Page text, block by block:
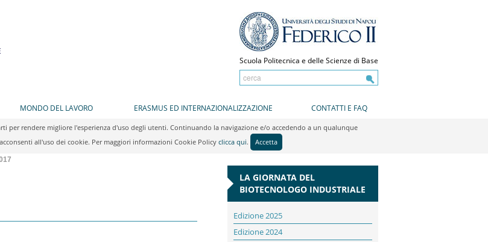
Scuola Politecnica e delle Scienze di Base
MONDO DEL LAVORO ERASMUS ED INTERNAZIONALIZZAZIONE CONTATTI E FAQ
per rendere migliore l'esperienza d'uso degli utenti. Continuando la navigazione e/o accedendo a un qualunque
all'uso dei cookie. Per maggiori informazioni Cookie Policy clicca qui. Accetta
LA GIORNATA DEL
BIOTECNOLOGO INDUSTRIALE
Edizione 2025
Edizione 2024